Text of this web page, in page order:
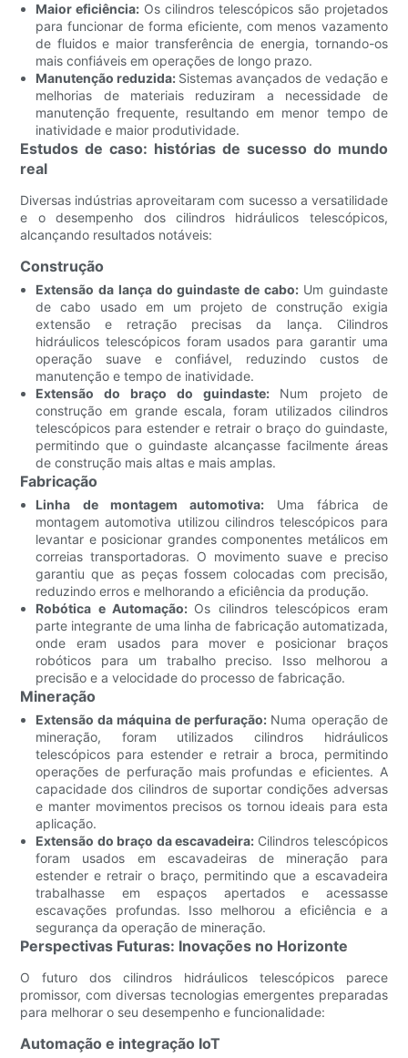
Maior eficiência: Os cilindros telescópicos são projetados
para funcionar de forma eficiente, com menos vazamento
de fluidos e maior transferência de energia, tornando-os
mais confiáveis ​​em operações de longo prazo.
Manutenção reduzida: Sistemas avançados de vedação e
melhorias de materiais reduziram a necessidade de
manutenção frequente, resultando em menor tempo de
inatividade e maior produtividade.
Estudos de caso: histórias de sucesso do mundo
real
Diversas indústrias aproveitaram com sucesso a versatilidade
e o desempenho dos cilindros hidráulicos telescópicos,
alcançando resultados notáveis:
Construção
Extensão da lança do guindaste de cabo: Um guindaste
de cabo usado em um projeto de construção exigia
extensão e retração precisas da lança. Cilindros
hidráulicos telescópicos foram usados ​​para garantir uma
operação suave e confiável, reduzindo custos de
manutenção e tempo de inatividade.
Extensão do braço do guindaste: Num projeto de
construção em grande escala, foram utilizados cilindros
telescópicos para estender e retrair o braço do guindaste,
permitindo que o guindaste alcançasse facilmente áreas
de construção mais altas e mais amplas.
Fabricação
Linha de montagem automotiva: Uma fábrica de
montagem automotiva utilizou cilindros telescópicos para
levantar e posicionar grandes componentes metálicos em
correias transportadoras. O movimento suave e preciso
garantiu que as peças fossem colocadas com precisão,
reduzindo erros e melhorando a eficiência da produção.
Robótica e Automação: Os cilindros telescópicos eram
parte integrante de uma linha de fabricação automatizada,
onde eram usados ​​para mover e posicionar braços
robóticos para um trabalho preciso. Isso melhorou a
precisão e a velocidade do processo de fabricação.
Mineração
Extensão da máquina de perfuração: Numa operação de
mineração, foram utilizados cilindros hidráulicos
telescópicos para estender e retrair a broca, permitindo
operações de perfuração mais profundas e eficientes. A
capacidade dos cilindros de suportar condições adversas
e manter movimentos precisos os tornou ideais para esta
aplicação.
Extensão do braço da escavadeira: Cilindros telescópicos
foram usados ​​em escavadeiras de mineração para
estender e retrair o braço, permitindo que a escavadeira
trabalhasse em espaços apertados e acessasse
escavações profundas. Isso melhorou a eficiência e a
segurança da operação de mineração.
Perspectivas Futuras: Inovações no Horizonte
O futuro dos cilindros hidráulicos telescópicos parece
promissor, com diversas tecnologias emergentes preparadas
para melhorar o seu desempenho e funcionalidade:
Automação e integração IoT